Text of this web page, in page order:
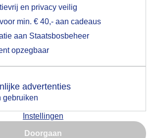
en privacy veilig
min. € 40,- aan cadeaus
aan Staatsbosbeheer
opzegbaar
advertenties
gebruiken
Instellingen
Doorgaan
nog geen akkoord op hebt gegeven,
een pop-up uit je browser waarin
goed, toon de popup
niet, misschien later